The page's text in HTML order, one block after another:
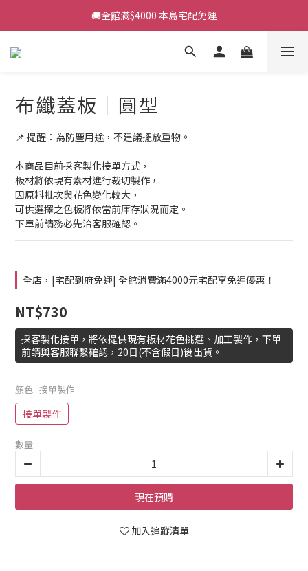
🚚全館滿$4000 本島宅配免運
布纖蓋板｜圓型
📌 提醒：為防塵用途，不建議擺放重物。
本商品目前採客製化接單方式，
板材將依現有素材進行裁切製作，
因原料批次與花色變化較大，
可供選擇之色板將依當前庫存狀況而定。
下單前請務必先洽客服確認。
全店，|宅配到府免運| 全館消費滿4000元宅配享免運優惠！
NT$730
採客製化接單，將依提供現有板材花色挑選、加工製作，下單
前請與客服聯繫確認，20日(不含假日)後出貨。
顏色 : 接單製作
接單製作
數量
現在預購
加入追蹤清單